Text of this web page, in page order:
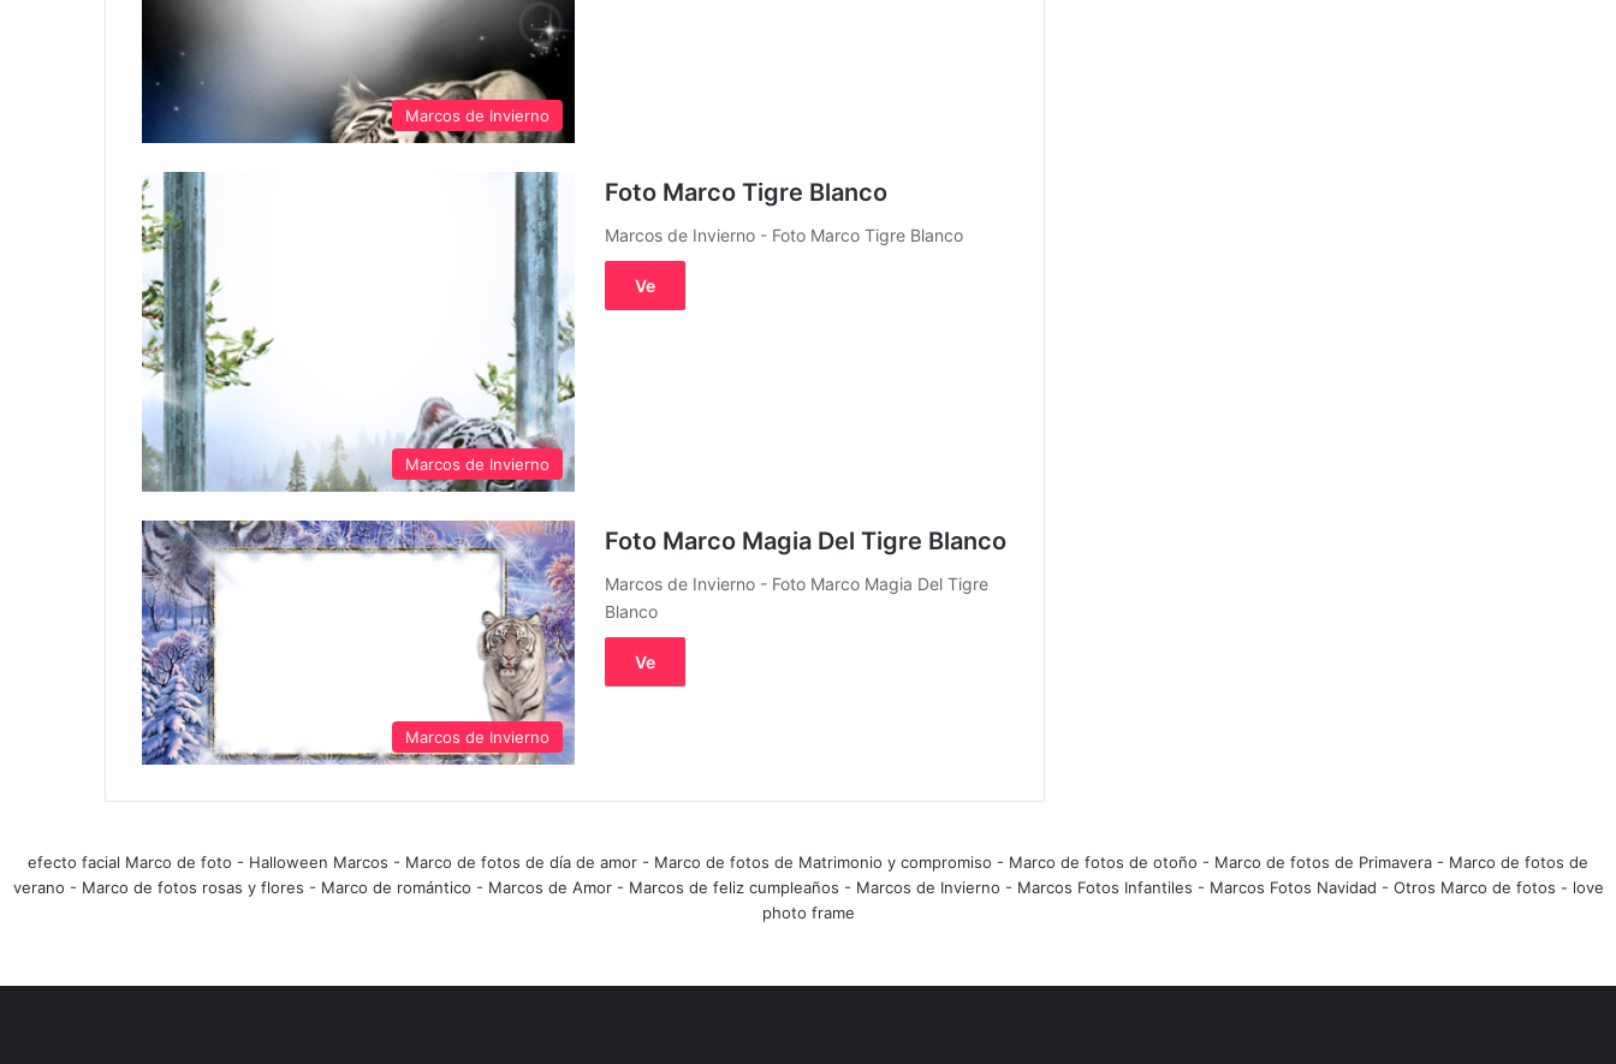
Marcos de Invierno
Marcos de Invierno
Foto Marco Tigre Blanco
Marcos de Invierno - Foto Marco Tigre Blanco
Ve
Marcos de Invierno
Foto Marco Magia Del Tigre Blanco
Marcos de Invierno - Foto Marco Magia Del Tigre
Blanco
Ve
efecto facial Marco de foto - Halloween Marcos - Marco de fotos de día de amor - Marco de fotos de Matrimonio y compromiso - Marco de fotos de otoño - Marco de fotos de Primavera - Marco de fotos de
verano - Marco de fotos rosas y flores - Marco de romántico - Marcos de Amor- Marcos de feliz cumpleaños - Marcos de Invierno - Marcos Fotos Infantiles - Marcos Fotos Navidad - Otros Marco de fotos - love
photo frame